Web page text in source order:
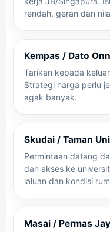
rendah, geran dan
Kempas / Dato
Tarikan kepada
Strategi harga perlu
agak banyak.
Skudai / Taman
Permintaan datang
dan akses ke
laluan dan kondisi
Masai / Permas